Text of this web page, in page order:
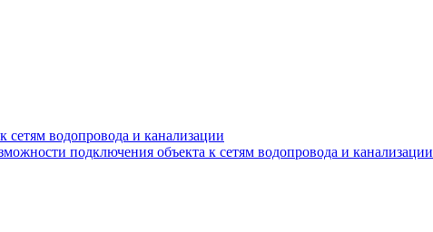
сетям водопровода и канализации
подключения объекта к сетям водопровода и канализации